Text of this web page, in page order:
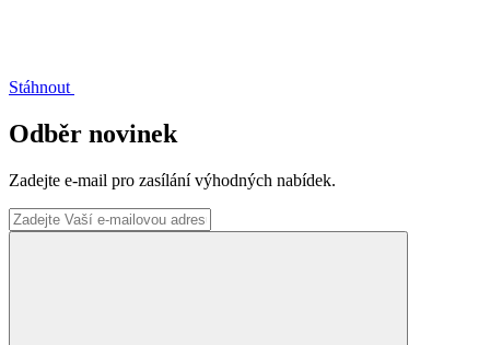
Stáhnout
Odběr novinek
Zadejte e-mail pro zasílání výhodných nabídek.